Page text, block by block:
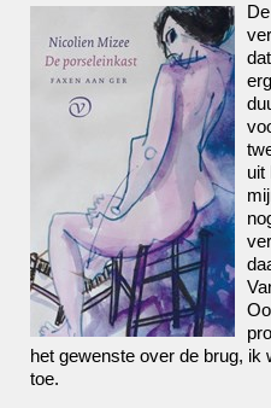
De
uit
het gewenste over de brug, ik
toe.